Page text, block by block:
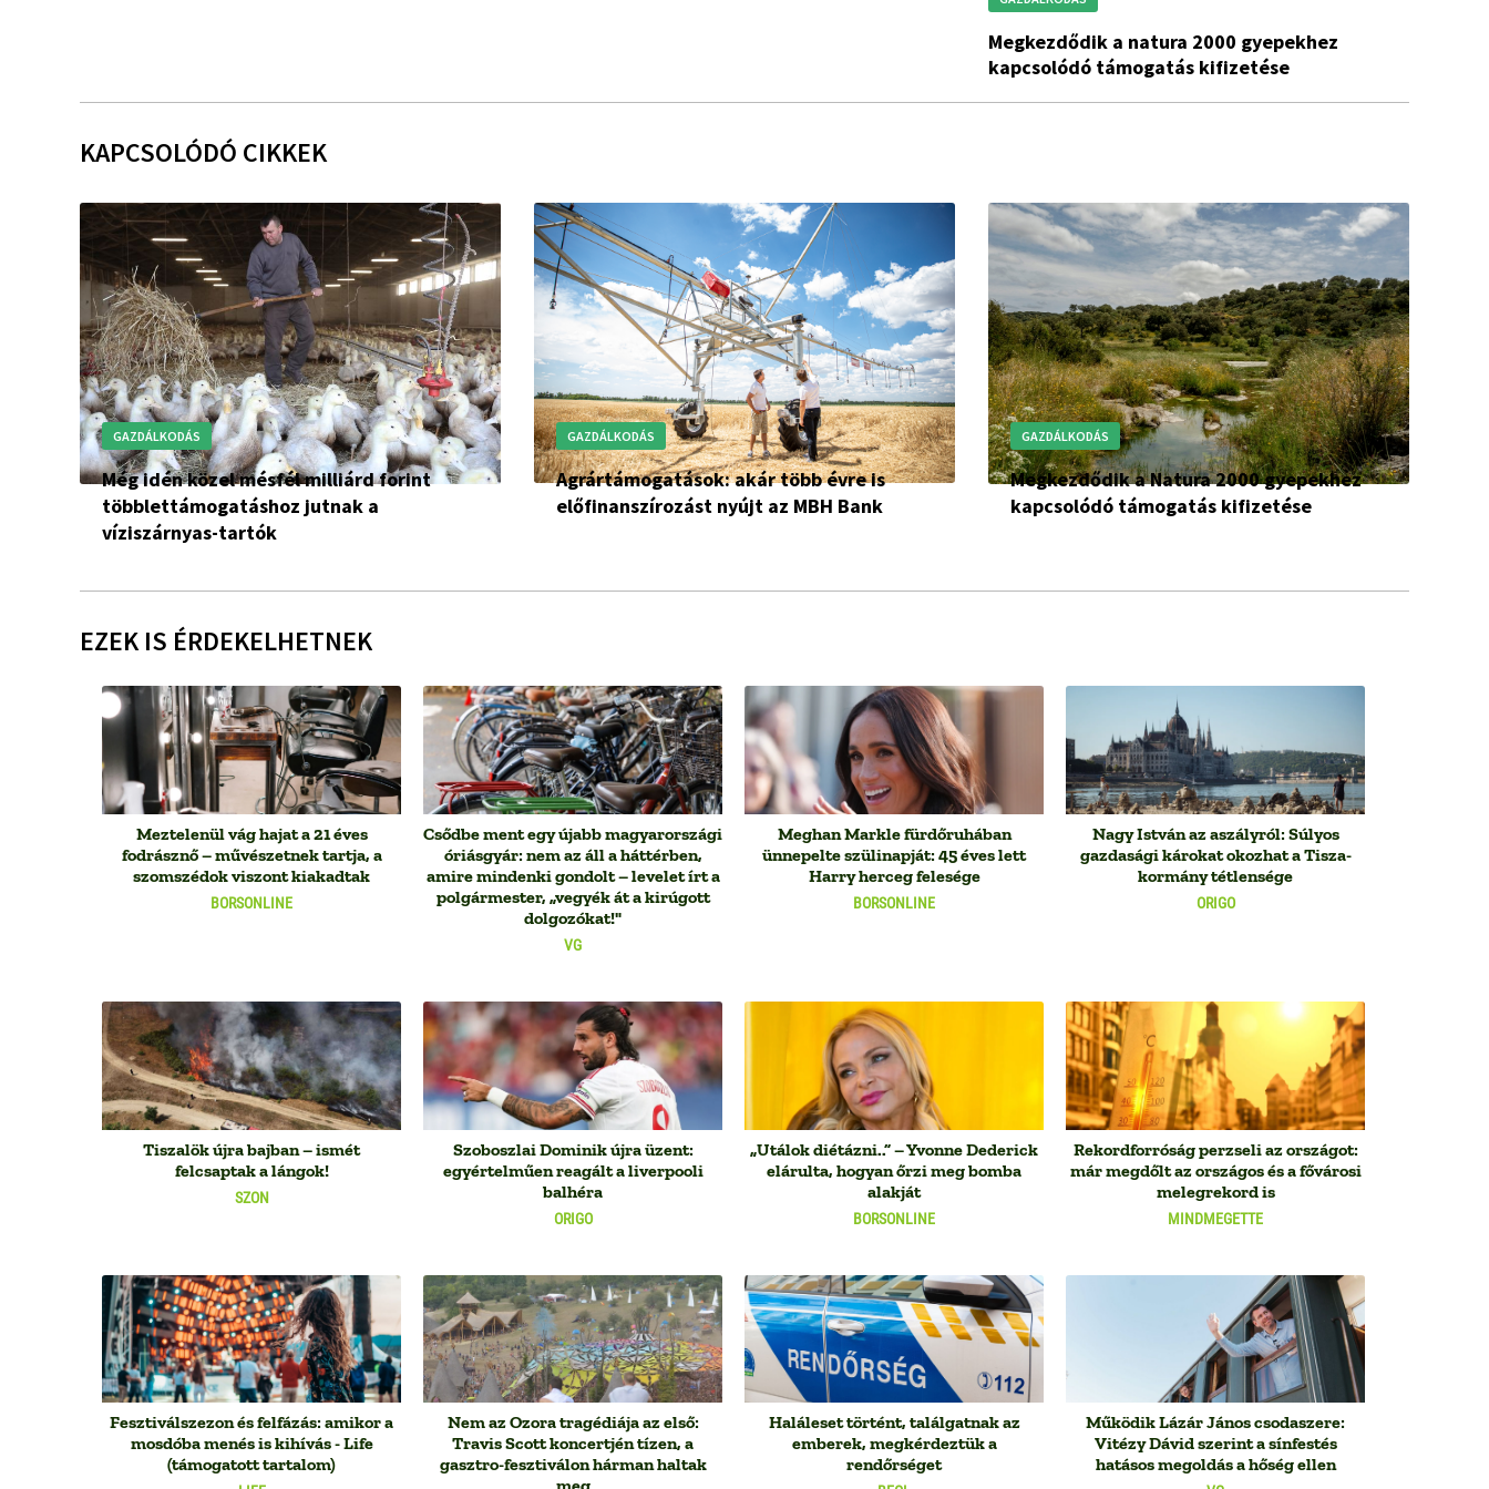
megkezdődik a natura 2000 gyepekhez
kapcsolódó támogatás kifizetése
KAPCSOLÓDÓ CIKKEK
GAZDÁLKODÁS
Még idén közel mésfél milliárd forint
többlettámogatáshoz jutnak a
víziszárnyas-tartók
GAZDÁLKODÁS
Agrártámogatások: akár több évre is
előfinanszírozást nyújt az MBH Bank
GAZDÁLKODÁS
Megkezdődik a Natura 2000 gyepekhez
kapcsolódó támogatás kifizetése
EZEK IS ÉRDEKELHETNEK
BORSONLINE
Meztelenül vág hajat a 21 éves
fodrásznő – művészetnek tartja, a
szomszédok viszont kiakadtak
VG
Csődbe ment egy újabb magyarországi
óriásgyár: nem az áll a háttérben,
amire mindenki gondolt – levelet írt a
polgármester, „vegyék át a kirúgott
dolgozókat!"
BORSONLINE
Meghan Markle fürdőruhában
ünnepelte szülinapját: 45 éves lett
Harry herceg felesége
ORIGO
Nagy István az aszályról: Súlyos
gazdasági károkat okozhat a Tisza-
kormány tétlensége
SZON
Tiszalök újra bajban – ismét
felcsaptak a lángok!
ORIGO
Szoboszlai Dominik újra üzent:
egyértelműen reagált a liverpooli
balhéra
BORSONLINE
„Utálok diétázni..” – Yvonne Dederick
elárulta, hogyan őrzi meg bomba
alakját
MINDMEGETTE
Rekordforróság perzseli az országot:
már megdőlt az országos és a fővárosi
melegrekord is
Fesztiválszezon és felfázás: amikor a
mosdóba menés is kihívás - Life
(támogatott tartalom)
Nem az Ozora tragédiája az első:
Travis Scott koncertjén tízen, a
gasztro-fesztiválon hárman haltak
Haláleset történt, találgatnak az
emberek, megkérdeztük a
rendőrséget
Működik Lázár János csodaszere:
Vitézy Dávid szerint a sínfestés
hatásos megoldás a hőség ellen